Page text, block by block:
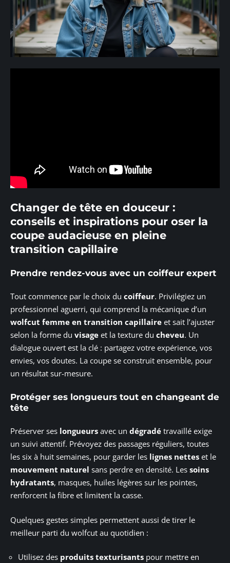
Changer de tête en douceur :
conseils et inspirations pour oser la
coupe audacieuse en pleine
transition capillaire
Prendre rendez-vous avec un coiffeur expert
Tout commence par le choix du coiffeur. Privilégiez un
professionnel aguerri, qui comprend la mécanique d’un
wolfcut femme en transition capillaire et sait l’ajuster
selon la forme du visage et la texture du cheveu. Un
dialogue ouvert est la clé : partagez votre expérience, vos
envies, vos doutes. La coupe se construit ensemble, pour
un résultat sur-mesure.
Protéger ses longueurs tout en changeant de
tête
Préserver ses longueurs avec un dégradé travaillé exige
un suivi attentif. Prévoyez des passages réguliers, toutes
les six à huit semaines, pour garder les lignes nettes et le
mouvement naturel sans perdre en densité. Les soins
hydratants, masques, huiles légères sur les pointes,
renforcent la fibre et limitent la casse.
Quelques gestes simples permettent aussi de tirer le
meilleur parti du wolfcut au quotidien :
Utilisez des produits texturisants pour mettre en